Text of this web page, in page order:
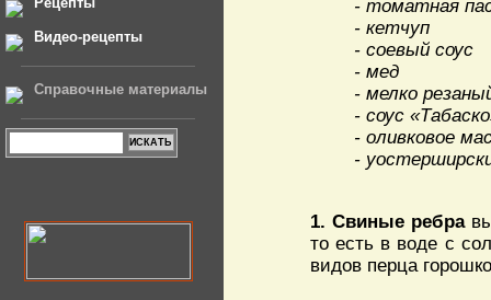
Видео-рецепты
Справочные материалы
- томатная
- кетчуп
- соевый соус
- мед
- мелко
- соус
- оливковое
-
1. Свиные ребра
то есть в воде с
видов перца